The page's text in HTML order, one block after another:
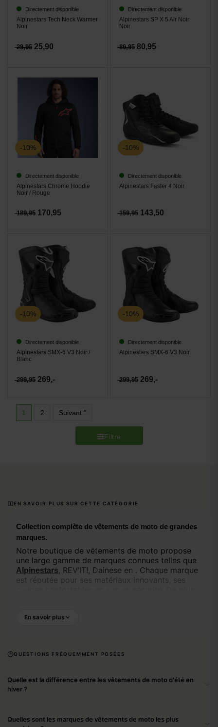
Directement disponible
Alpinestars Tech Neck Warmer
Noir
29,95 25,90
Directement disponible
Alpinestars SP X 5 Air Noir
Noir
89,95 80,95
-10%
Directement disponible
Alpinestars Chrome Hoodie
Noir / Rouge
189,95 170,95
-10%
Directement disponible
Alpinestars Faster 4 Noir
159,95 143,50
-10%
Directement disponible
Alpinestars SMX-6 V3 Noir /
Blanc
299,95 269,-
-10%
Directement disponible
Alpinestars SMX-6 V3 Noir
299,95 269,-
1 2 Suivant "
Filtre
EN SAVOIR PLUS SUR CETTE CATÉGORIE
Collection complète de vêtements de moto de grandes
marques.
Notre boutique de vêtements de moto propose
une large gamme de marques connues telles que
Alpinestars, REV’IT!, Dainese en . Chaque marque
est réputée pour ses matériaux innovants, ses
toute sécurité sans attendre.
décontractée, il existe aussi des jeans de moto
qui ressemblent à des jeans ordinaires mais qui
des sous-vêtements robustes en accessoires
En savoir plus
QUESTIONS FRÉQUEMMENT POSÉES
Quelle est la différence entre les vêtements de moto d'été en
hiver ?
Quelles sont les marques de vêtements de moto les plus